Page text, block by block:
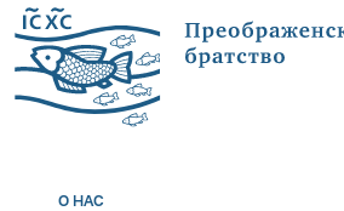
О НАС